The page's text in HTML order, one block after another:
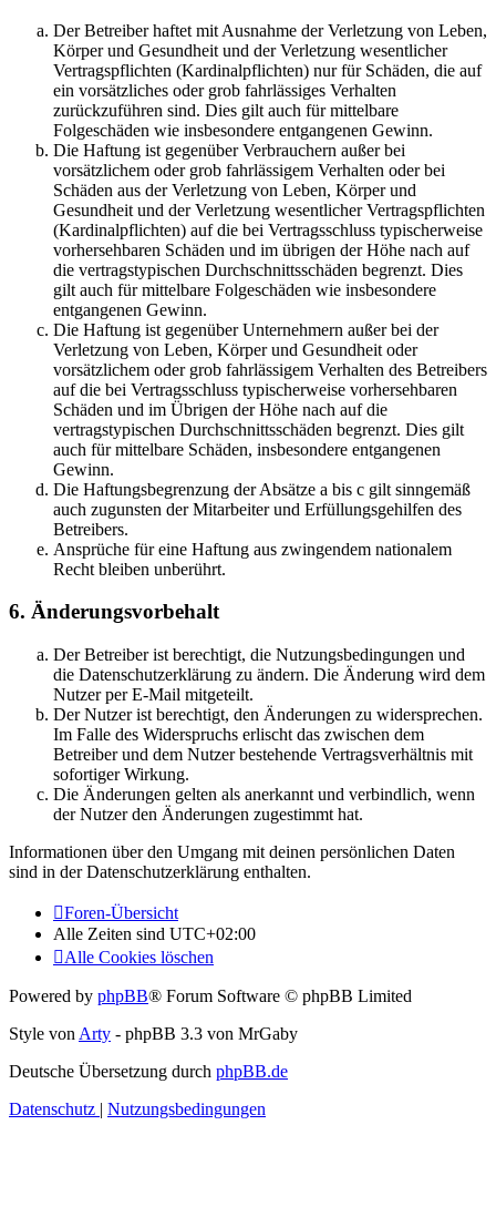
Der Betreiber haftet mit Ausnahme der Verletzung von Leben,
Körper und Gesundheit und der Verletzung wesentlicher
Vertragspflichten (Kardinalpflichten) nur für Schäden, die auf
ein vorsätzliches oder grob fahrlässiges Verhalten
zurückzuführen sind. Dies gilt auch für mittelbare
Folgeschäden wie insbesondere entgangenen Gewinn.
Die Haftung ist gegenüber Verbrauchern außer bei
vorsätzlichem oder grob fahrlässigem Verhalten oder bei
Schäden aus der Verletzung von Leben, Körper und
Gesundheit und der Verletzung wesentlicher Vertragspflichten
(Kardinalpflichten) auf die bei Vertragsschluss typischerweise
vorhersehbaren Schäden und im übrigen der Höhe nach auf
die vertragstypischen Durchschnittsschäden begrenzt. Dies
gilt auch für mittelbare Folgeschäden wie insbesondere
entgangenen Gewinn.
Die Haftung ist gegenüber Unternehmern außer bei der
Verletzung von Leben, Körper und Gesundheit oder
vorsätzlichem oder grob fahrlässigem Verhalten des Betreibers
auf die bei Vertragsschluss typischerweise vorhersehbaren
Schäden und im Übrigen der Höhe nach auf die
vertragstypischen Durchschnittsschäden begrenzt. Dies gilt
auch für mittelbare Schäden, insbesondere entgangenen
Gewinn.
Die Haftungsbegrenzung der Absätze a bis c gilt sinngemäß
auch zugunsten der Mitarbeiter und Erfüllungsgehilfen des
Betreibers.
Ansprüche für eine Haftung aus zwingendem nationalem
Recht bleiben unberührt.
6. Änderungsvorbehalt
Der Betreiber ist berechtigt, die Nutzungsbedingungen und
die Datenschutzerklärung zu ändern. Die Änderung wird dem
Nutzer per E-Mail mitgeteilt.
Der Nutzer ist berechtigt, den Änderungen zu widersprechen.
Im Falle des Widerspruchs erlischt das zwischen dem
Betreiber und dem Nutzer bestehende Vertragsverhältnis mit
sofortiger Wirkung.
Die Änderungen gelten als anerkannt und verbindlich, wenn
der Nutzer den Änderungen zugestimmt hat.
Informationen über den Umgang mit deinen persönlichen Daten
sind in der Datenschutzerklärung enthalten.
Foren-Übersicht
Alle Zeiten sind UTC+02:00
Alle Cookies löschen
Powered by phpBB® Forum Software © phpBB Limited
Style von Arty - phpBB 3.3 von MrGaby
Deutsche Übersetzung durch phpBB.de
Datenschutz | Nutzungsbedingungen